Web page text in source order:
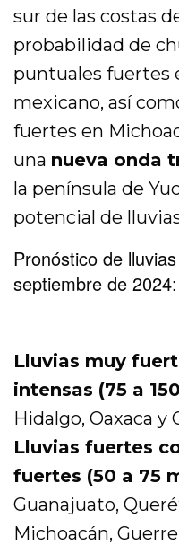
sur de las costas
probabilidad de
puntuales fuertes
mexicano, así
fuertes en
una nueva onda
la península de
potencial de
Pronóstico de
septiembre de 2024:
Lluvias muy
intensas (75 a
Hidalgo, Oaxaca y
Lluvias fuertes
fuertes (50 a 75
Guanajuato,
Michoacán,